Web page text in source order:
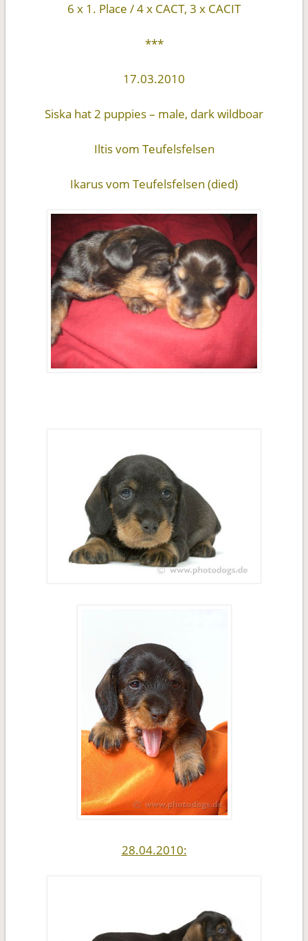
6 x 1. Place / 4 x CACT, 3 x CACIT
***
17.03.2010
Siska hat 2 puppies – male, dark wildboar
Iltis vom Teufelsfelsen
Ikarus vom Teufelsfelsen (died)
28.04.2010: